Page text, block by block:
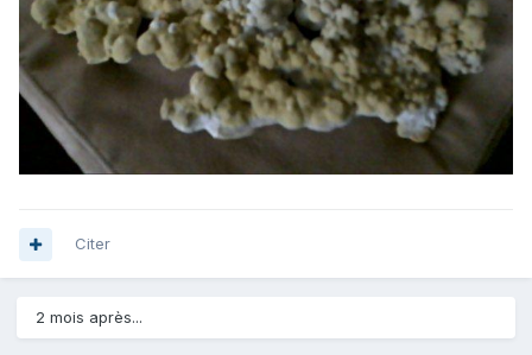
Citer
2 mois après...